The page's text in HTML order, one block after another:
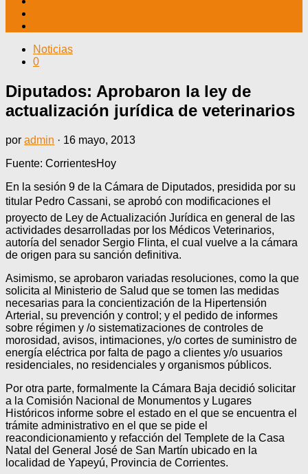
Noticias
0
Diputados: Aprobaron la ley de
actualización jurídica de veterinarios
por admin · 16 mayo, 2013
Fuente: CorrientesHoy
En la sesión 9 de la Cámara de Diputados, presidida por su
titular Pedro Cassani, se aprobó con modificaciones el
proyecto de Ley de Actualización Jurídica en general de las
actividades desarrolladas por los Médicos Veterinarios,
autoría del senador Sergio Flinta, el cual vuelve a la cámara
de origen para su sanción definitiva.
Asimismo, se aprobaron variadas resoluciones, como la que
solicita al Ministerio de Salud que se tomen las medidas
necesarias para la concientización de la Hipertensión
Arterial, su prevención y control; y el pedido de informes
sobre régimen y /o sistematizaciones de controles de
morosidad, avisos, intimaciones, y/o cortes de suministro de
energía eléctrica por falta de pago a clientes y/o usuarios
residenciales, no residenciales y organismos públicos.
Por otra parte, formalmente la Cámara Baja decidió solicitar
a la Comisión Nacional de Monumentos y Lugares
Históricos informe sobre el estado en el que se encuentra el
trámite administrativo en el que se pide el
reacondicionamiento y refacción del Templete de la Casa
Natal del General José de San Martín ubicado en la
localidad de Yapeyú, Provincia de Corrientes.